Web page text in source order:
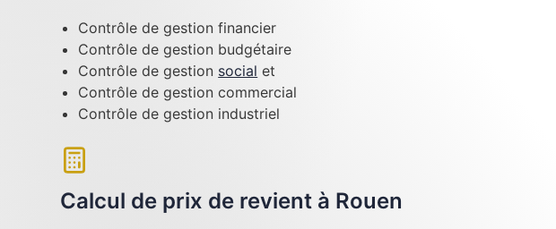
Contrôle de gestion financier
Contrôle de gestion budgétaire
Contrôle de gestion social et
Contrôle de gestion commercial
Contrôle de gestion industriel
Calcul de prix de revient à Rouen